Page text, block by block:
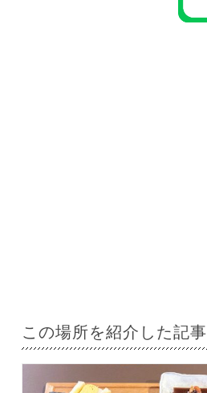
この場所を紹介した記事